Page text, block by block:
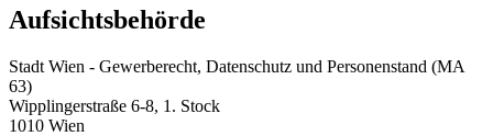
Aufsichtsbehörde
Stadt Wien - Gewerberecht, Datenschutz und Personenstand (MA
63)
Wipplingerstraße 6-8, 1. Stock
1010 Wien